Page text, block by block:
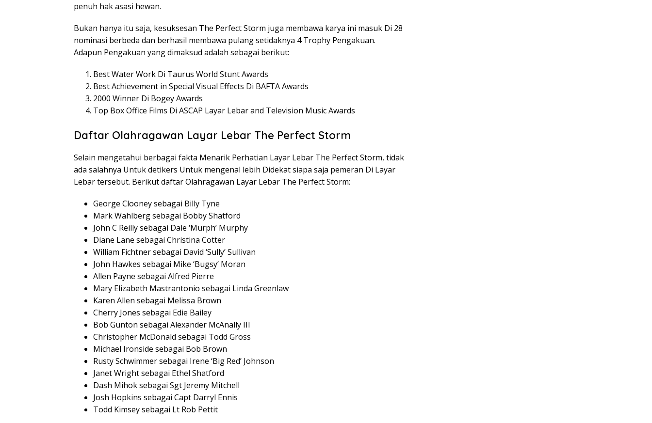
penuh hak asasi hewan.
Bukan hanya itu saja, kesuksesan The Perfect Storm juga membawa karya ini masuk Di 28
nominasi berbeda dan berhasil membawa pulang setidaknya 4 Trophy Pengakuan.
Adapun Pengakuan yang dimaksud adalah sebagai berikut:
Best Water Work Di Taurus World Stunt Awards
Best Achievement in Special Visual Effects Di BAFTA Awards
2000 Winner Di Bogey Awards
Top Box Office Films Di ASCAP Layar Lebar and Television Music Awards
Daftar Olahragawan Layar Lebar The Perfect Storm
Selain mengetahui berbagai fakta Menarik Perhatian Layar Lebar The Perfect Storm, tidak
ada salahnya Untuk detikers Untuk mengenal lebih Didekat siapa saja pemeran Di Layar
Lebar tersebut. Berikut daftar Olahragawan Layar Lebar The Perfect Storm:
George Clooney sebagai Billy Tyne
Mark Wahlberg sebagai Bobby Shatford
John C Reilly sebagai Dale ‘Murph’ Murphy
Diane Lane sebagai Christina Cotter
William Fichtner sebagai David ‘Sully’ Sullivan
John Hawkes sebagai Mike ‘Bugsy’ Moran
Allen Payne sebagai Alfred Pierre
Mary Elizabeth Mastrantonio sebagai Linda Greenlaw
Karen Allen sebagai Melissa Brown
Cherry Jones sebagai Edie Bailey
Bob Gunton sebagai Alexander McAnally III
Christopher McDonald sebagai Todd Gross
Michael Ironside sebagai Bob Brown
Rusty Schwimmer sebagai Irene ‘Big Red’ Johnson
Janet Wright sebagai Ethel Shatford
Dash Mihok sebagai Sgt Jeremy Mitchell
Josh Hopkins sebagai Capt Darryl Ennis
Todd Kimsey sebagai Lt Rob Pettit